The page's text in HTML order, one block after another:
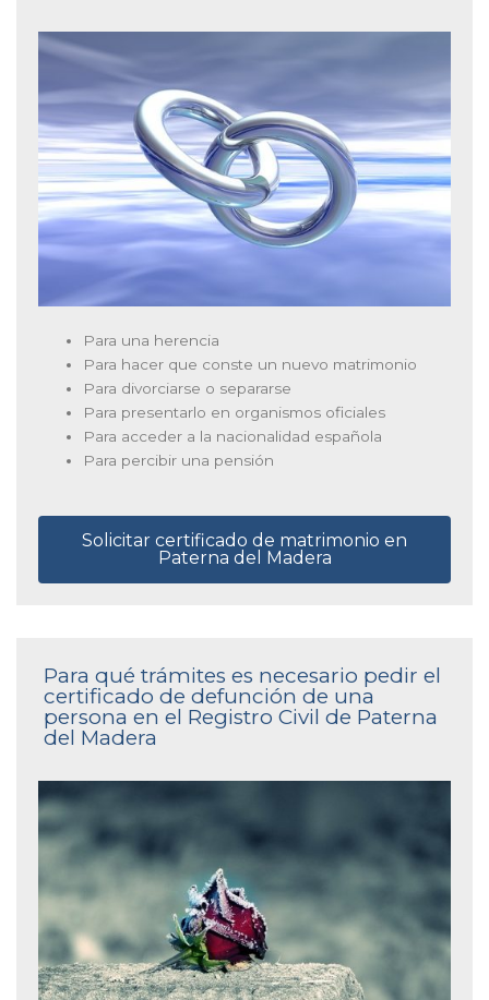
Para una herencia
Para hacer que conste un nuevo matrimonio
Para divorciarse o separarse
Para presentarlo en organismos oficiales
Para acceder a la nacionalidad española
Para percibir una pensión
Solicitar certificado de matrimonio en
Paterna del Madera
Para qué trámites es necesario pedir el
certificado de defunción de una
persona en el Registro Civil de Paterna
del Madera